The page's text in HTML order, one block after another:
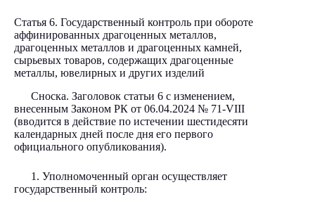
Статья 6. Государственный контроль при обороте
аффинированных драгоценных металлов,
драгоценных металлов и драгоценных камней,
сырьевых товаров, содержащих драгоценные
металлы, ювелирных и других изделий
Сноска. Заголовок статьи 6 с изменением,
внесенным Законом РК от 06.04.2024 № 71-VIII
(вводится в действие по истечении шестидесяти
календарных дней после дня его первого
официального опубликования).
1. Уполномоченный орган осуществляет
государственный контроль: